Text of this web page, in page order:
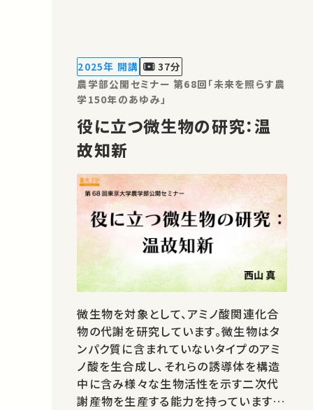
学 農学部
2025年 開講
37分
農学部公開セミナー 第68回「未来を照らす農
学150年のあゆみ」
役に立つ微生物の研究：温
故知新
微生物を対象として、アミノ酸関連化合
物の代謝を研究しています。微生物はタ
ンパク質に含まれていないタイプのアミ
ノ酸を生合成し、それらの誘導体を構造
中に含み様々な生物活性を示す二次代
謝産物を生産する能力を持っています。